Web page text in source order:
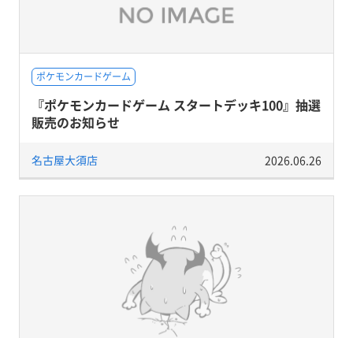
ポケモンカードゲーム
『ポケモンカードゲーム スタートデッキ100』抽選
販売のお知らせ
名古屋大須店 2026.06.26